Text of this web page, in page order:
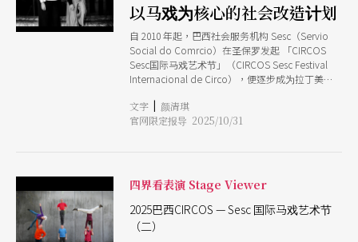
的特质，赋予了柏林马戏节独特的性格一种自由、
包容开放、多元、允许混乱的反主流精神。它既是
个艺术节，也是一个社交场，更是既有文化分类系
统的改写。
以马戏为核心的社会改造计划
自 2010 年起，巴西社会服务机构 Sesc（Servio
Social do Comrcio）在圣保罗发起 「CIRCOS
Sesc国际马戏艺术节」（CIRCOS Sesc Festival
Internacional de Circo），便逐步成为拉丁美洲
化，节目除分布于市中心的多个场馆，甚至走入低
收入户、游民集结的下城区，让不同社群都能接触
艺术与社会服务，网络遍布全国，光是在圣保罗，
Sesc就有40余个综合型场馆。对Sesc 而言，马戏
艺术节不单只是表演艺术的集结，更是介入日常、
关注群体、承载多元文化的社会实践。 CIRCOS策
文字 | 颜清琪
官网限定报导 2025/10/31
四界看表演 Stage Viewer
2025巴西CIRCOS — Sesc 国际马戏艺术节
（二）